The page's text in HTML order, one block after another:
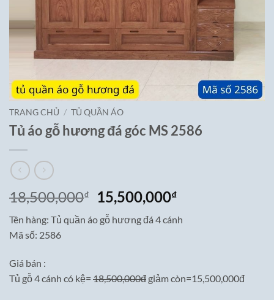
TRANG CHỦ / TỦ QUẦN ÁO
Tủ áo gỗ hương đá góc MS 2586
18,500,000₫
Giá
gốc
là:
15,500,000₫Giá
tại
Tên hàng: Tủ quần áo gỗ hương đá 4 cánh
Mã số: 2586
Giá bán :
Tủ gỗ 4 cánh có kệ= 18,500,000đ giảm còn=15,500,000đ